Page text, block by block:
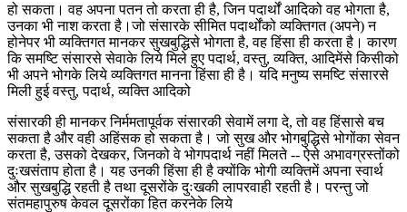
हो सकता। वह अपना पतन तो करता ही है, जिन पदार्थों आदिको वह भोगता है,
उनका भी नाश करता है।जो संसारके सीमित पदार्थोंको व्यक्तिगत (अपने) न
होनेपर भी व्यक्तिगत मानकर सुखबुद्धिसे भोगता है, वह हिंसा ही करता है। कारण
कि समष्टि संसारसे सेवाके लिये मिले हुए पदार्थ, वस्तु, व्यक्ति, आदिमेंसे किसीको
भी अपने भोगके लिये व्यक्तिगत मानना हिंसा ही है। यदि मनुष्य समष्टि संसारसे
मिली हुई वस्तु, पदार्थ, व्यक्ति आदिको
संसारकी ही मानकर निर्ममतापूर्वक संसारकी सेवामें लगा दे, तो वह हिंसासे बच
सकता है और वही अहिंसक हो सकता है। जो सुख और भोगबुद्धिसे भोगोंका सेवन
करता है, उसको देखकर, जिनको वे भोगपदार्थ नहीं मिलते -- ऐसे अभावग्रस्तोंको
दुःखसंताप होता है। यह उनकी हिंसा ही है क्योंकि भोगी व्यक्तिमें अपना स्वार्थ
और सुखबुद्धि रहती है तथा दूसरोंके दुःखकी लापरवाही रहती है। परन्तु जो
संतमहापुरुष केवल दूसरोंका हित करनेके लिये